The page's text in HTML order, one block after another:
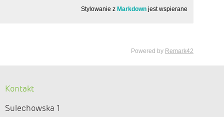
Kontakt
Sulechowska 1